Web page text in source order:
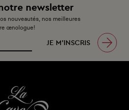
newsletter
nouveautés, nos meilleures
œnologue!
JE M’INSCRIS